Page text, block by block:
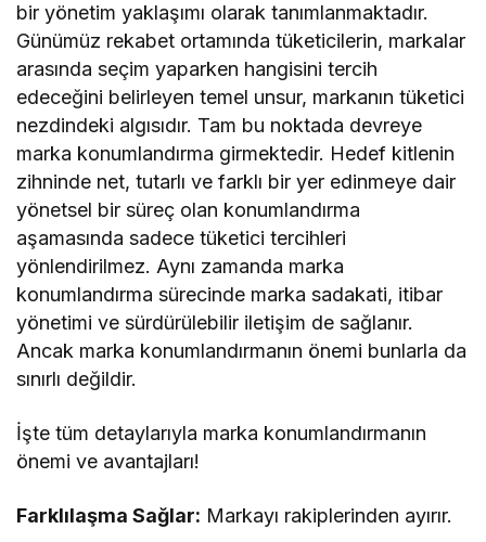
bir yönetim yaklaşımı olarak tanımlanmaktadır.
Günümüz rekabet ortamında tüketicilerin, markalar
arasında seçim yaparken hangisini tercih
edeceğini belirleyen temel unsur, markanın tüketici
nezdindeki algısıdır. Tam bu noktada devreye
marka konumlandırma girmektedir. Hedef kitlenin
zihninde net, tutarlı ve farklı bir yer edinmeye dair
yönetsel bir süreç olan konumlandırma
aşamasında sadece tüketici tercihleri
yönlendirilmez. Aynı zamanda marka
konumlandırma sürecinde marka sadakati, itibar
yönetimi ve sürdürülebilir iletişim de sağlanır.
Ancak marka konumlandırmanın önemi bunlarla da
sınırlı değildir.
İşte tüm detaylarıyla marka konumlandırmanın
önemi ve avantajları!
Farklılaşma Sağlar: Markayı rakiplerinden ayırır.